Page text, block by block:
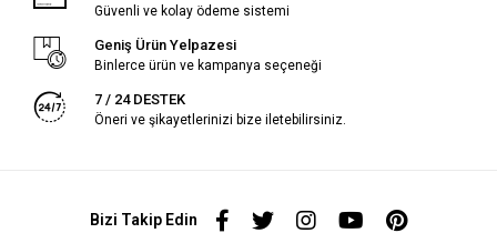
Güvenli ve kolay ödeme sistemi
Geniş Ürün Yelpazesi
Binlerce ürün ve kampanya seçeneği
7 / 24 DESTEK
Öneri ve şikayetlerinizi bize iletebilirsiniz.
Bizi Takip Edin